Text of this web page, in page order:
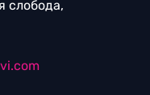
слобода,